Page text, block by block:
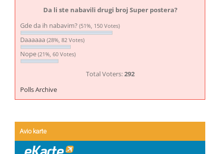
Da li ste nabavili drugi broj Super postera?
Gde da ih nabavim? (51%, 150 Votes)
Daaaaaa (28%, 82 Votes)
Nope (21%, 60 Votes)
Total Voters:292
Polls Archive
Avio karte